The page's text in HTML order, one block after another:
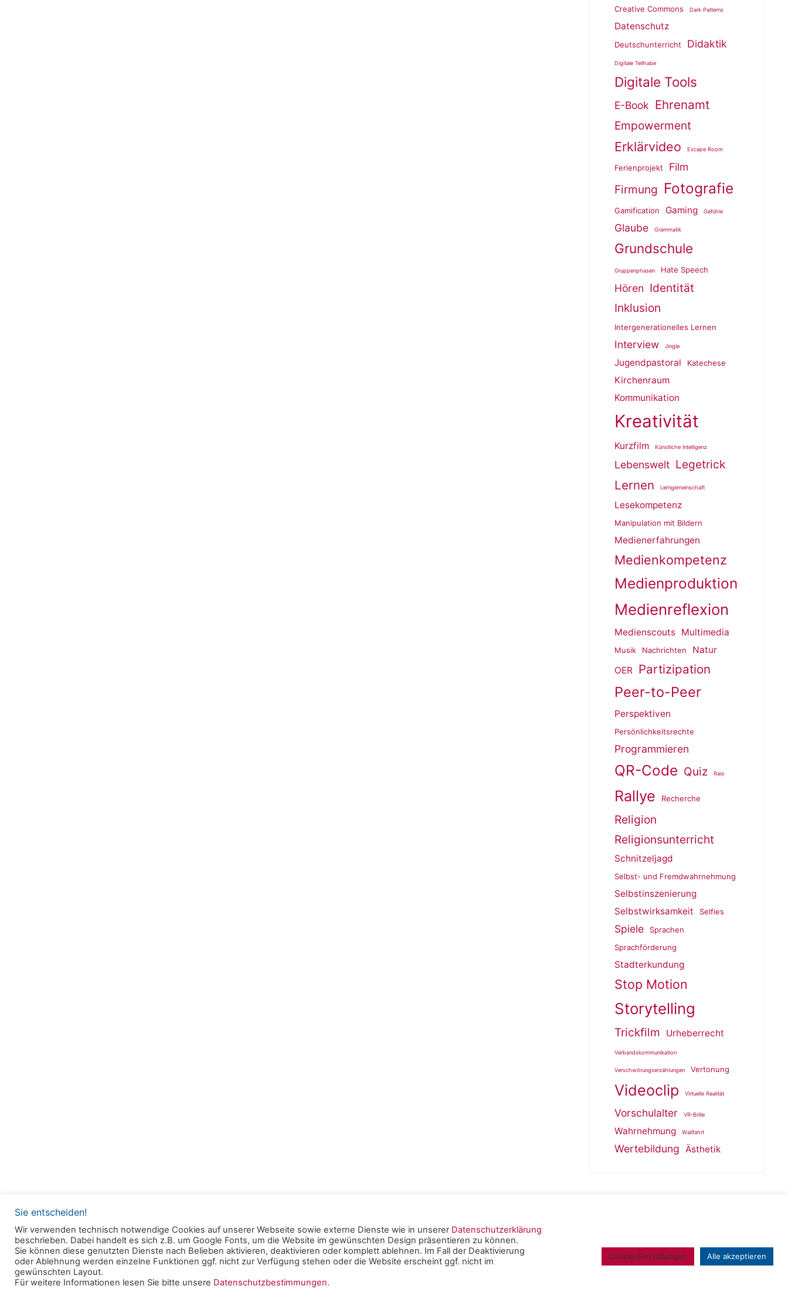
Creative Commons Dark Patterns
Datenschutz
Deutschunterricht Didaktik
Digitale Teilhabe
Digitale Tools
E-Book Ehrenamt
Empowerment
Erklärvideo Escape Room
Ferienprojekt Film
Firmung Fotografie
Gamification Gaming Gefühle
Glaube Grammatik
Grundschule
Gruppenphasen Hate Speech
Hören Identität
Inklusion
Intergenerationelles Lernen
Interview Jingle
Jugendpastoral Katechese
Kirchenraum
Kommunikation
Kreativität
Kurzfilm Künstliche Intelligenz
Lebenswelt Legetrick
Lernen Lerngemeinschaft
Lesekompetenz
Manipulation mit Bildern
Medienerfahrungen
Medienkompetenz
Medienproduktion
Medienreflexion
Medienscouts Multimedia
Musik Nachrichten
Natur
OER
Partizipation
Peer-to-Peer
Perspektiven
Persönlichkeitsrechte
Programmieren
QR-Code Quiz Raio
Rallye Recherche
Religion
Religionsunterricht
Schnitzeljagd
Selbst- und Fremdwahrnehmung
Selbstinszenierung
Selbstwirksamkeit
Selfies
Spiele
Sprachen
Sprachförderung
Stadterkundung
Stop Motion
Storytelling
Trickfilm Urheberrecht
Verbandskommunikation
Verschwörungserzählungen Vertonung
Videoclip Virtuelle Realität
Vorschulalter VR-Brille
Wahrnehmung Wallfahrt
Wertebildung Ästhetik
Powered byRoseta &WordPress.
© 2025 Clearingstelle Medienkompetenz der Deutschen
Bischofskonferenz an der Katholischen Hochschule Mainz -Impressum|
Datenschutzerklärung
Sie entscheiden!
Wir verwenden technisch notwendige Cookies auf unserer Webseite sowie externe Dienste wie in unserer Datenschutzerklärung
beschrieben. Dabei handelt es sich z.B. um Google Fonts, um die Website im gewünschten Design präsentieren zu können.
Sie können diese genutzten Dienste nach Belieben aktivieren, deaktivieren oder komplett ablehnen. Im Fall der Deaktivierung
oder Ablehnung werden einzelne Funktionen ggf. nicht zur Verfügung stehen oder die Website erscheint ggf. nicht im
gewünschten Layout.
Für weitere Informationen lesen Sie bitte unsere Datenschutzbestimmungen.
Cookie-Einstellungen Alle akzeptieren